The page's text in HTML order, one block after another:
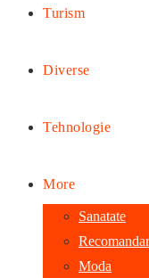
Turism
Diverse
Tehnologie
More
Sanatate
Moda